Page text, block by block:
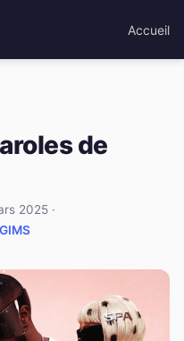
Accueil
de
2025 ·
GIMS